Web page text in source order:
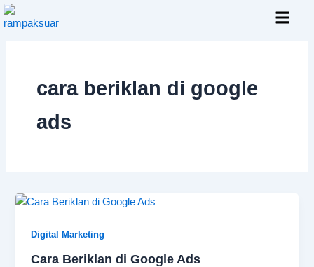
Skip
to
cara beriklan di google
ads
Digital Marketing
Cara Beriklan di Google Ads